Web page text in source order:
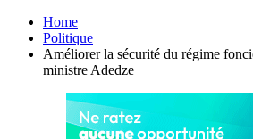
Home
Politique
Améliorer la sécurité du régime
ministre Adedze